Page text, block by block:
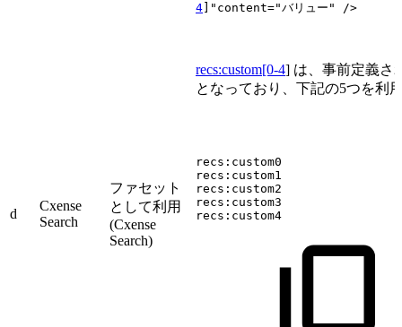
d
Cxense
Search
ファセット
として利用
(Cxense
Search)
4
" content="バリュー " />
recs:custom[0-4] は、事前定義さ
となっており、下記の5つを利
recs:custom0
recs:custom1
recs:custom2
recs:custom3
recs:custom4